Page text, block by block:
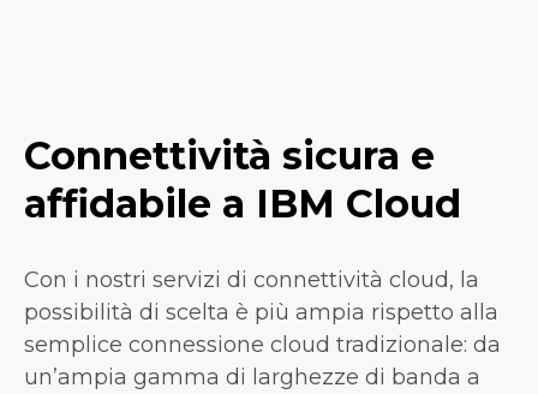
Connettività sicura e
affidabile a IBM Cloud
Con i nostri servizi di connettività cloud, la
possibilità di scelta è più ampia rispetto alla
semplice connessione cloud tradizionale: da
un’ampia gamma di larghezze di banda a